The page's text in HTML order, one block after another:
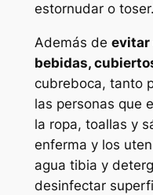
estornudar o toser.
Además de evitar
bebidas,
cubreboca, tanto
las personas que
la ropa, toallas y
enferma y los
agua tibia y
desinfectar